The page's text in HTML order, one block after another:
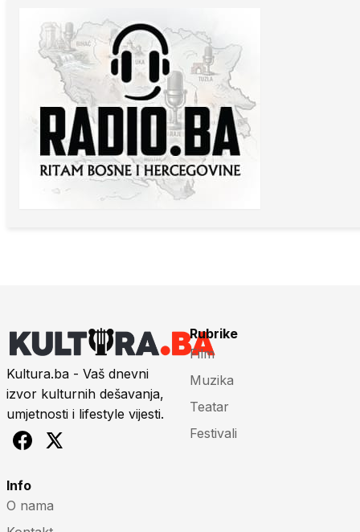
Kultura.ba - Vaš dnevni
izvor kulturnih dešavanja,
umjetnosti i lifestyle vijesti.
Rubrike
Film
Muzika
Teatar
Festivali
Info
O nama